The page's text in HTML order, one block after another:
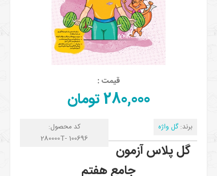
قیمت :
280,000 تومان
برند: گل واژه
کد محصول:
280000T- 100696
گل پلاس آزمون
جامع هفتم